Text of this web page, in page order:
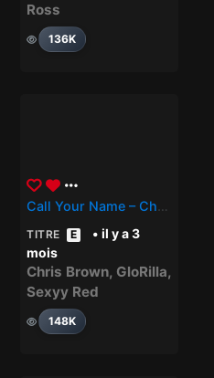
Ross
136K
Call Your Name – Chris Brown, Sexyy Red, GloRilla
TITRE E
• il y a 3
mois
Chris Brown, GloRilla,
Sexyy Red
148K